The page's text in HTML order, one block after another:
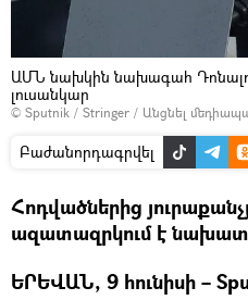
ԱՄՆ նախկին նախագահ
լուսանկար
© Sputnik / Stringer / Անցնել
Բաժանորդագրվել
Հոդվածներից
ազատազրկում է
ԵՐԵՎԱՆ, 9 հունիսի –